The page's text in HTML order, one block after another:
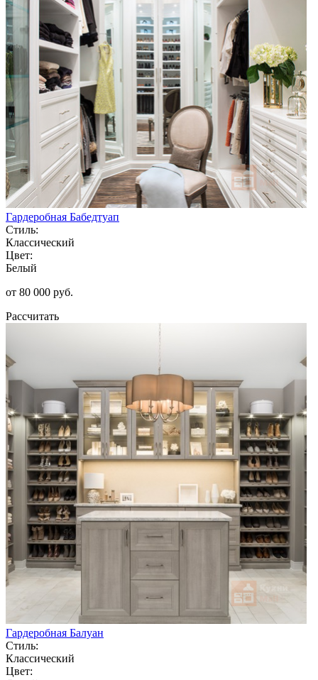
Гардеробная Бабедтуап
Стиль:
Классический
Цвет:
Белый
от 80 000 руб.
Рассчитать
Гардеробная Балуан
Стиль:
Классический
Цвет: